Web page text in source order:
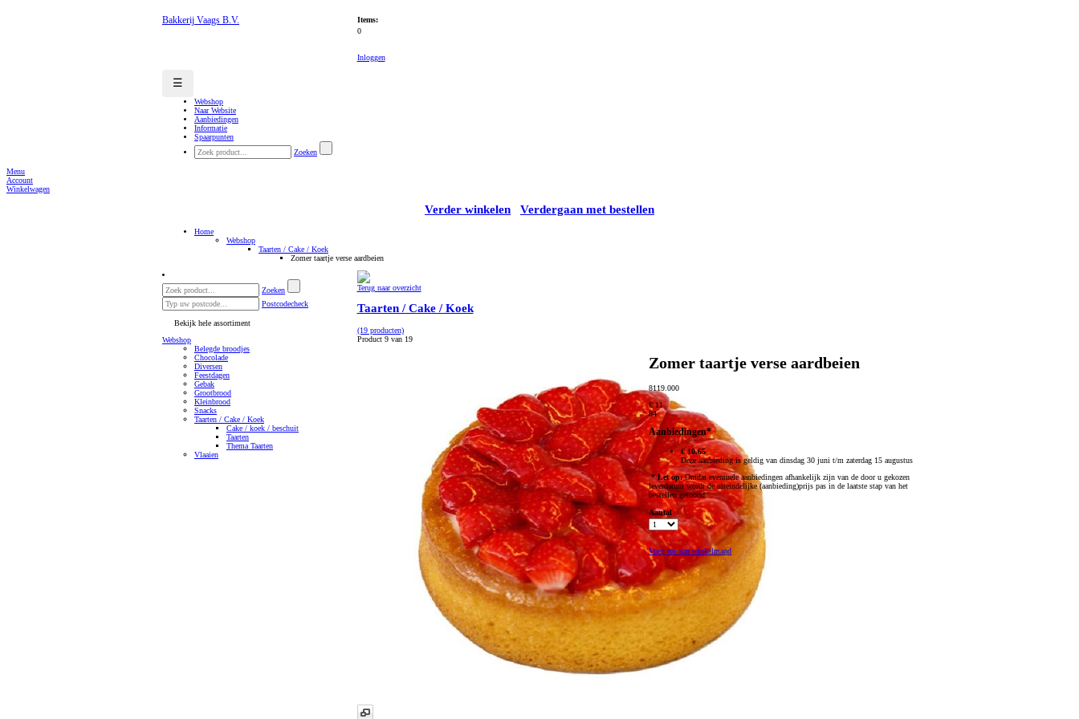
Bakkerij Vaags B.V.
Items:
0
Inloggen
☰
Webshop
Naar Website
Aanbiedingen
Informatie
Spaarpunten
Zoeken
Menu
Account
Winkelwagen
Verder winkelen Verdergaan met bestellen
Home
Webshop
Taarten / Cake / Koek
Zomer taartje verse aardbeien
Zoeken
Postcodecheck
Bekijk hele assortiment
Webshop
Belegde broodjes
Chocolade
Diversen
Feestdagen
Gebak
Grootbrood
Kleinbrood
Snacks
Taarten / Cake / Koek
Cake / koek / beschuit
Taarten
Thema Taarten
Vlaaien
Terug naar overzicht
Taarten / Cake / Koek
(19 producten)
Product 9 van 19
Zomer taartje verse aardbeien
8119.000
€ 11
84
Aanbiedingen*
€ 10.65
Deze aanbieding is geldig van dinsdag 30 juni t/m zaterdag 15 augustus
* Let op:Omdat eventuele aanbiedingen afhankelijk zijn van de door u gekozen
leverdatum wordt de uiteindelijke (aanbieding)prijs pas in de laatste stap van het
bestellen getoond.
Aantal
Voeg toe aan winkelmand